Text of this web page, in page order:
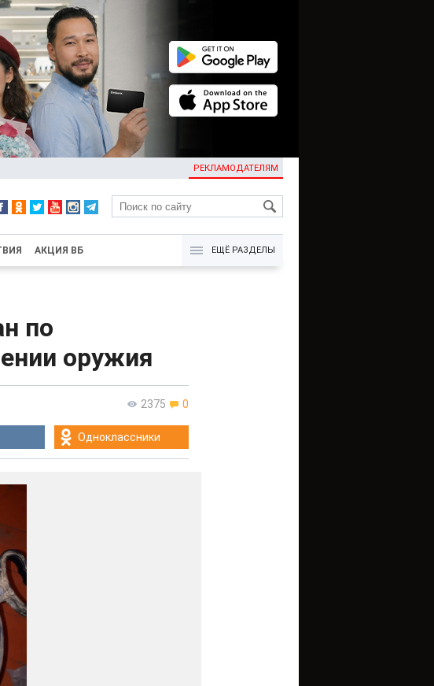
РЕКЛАМОДАТЕЛЯМ
KG
АКЦИЯ ВБ ЕЩЁ РАЗДЕЛЫ
по
оружия
2375 0
Одноклассники